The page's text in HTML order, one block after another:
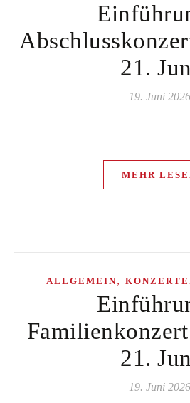
21.
19. Juni 2026
MEHR
ALLGEMEIN,
21.
19. Juni 2026